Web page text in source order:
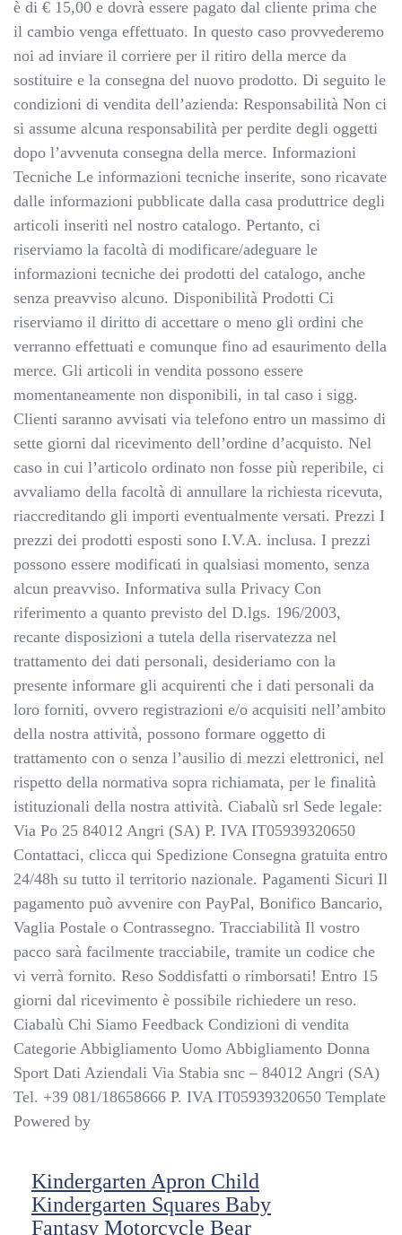
è di € 15,00 e dovrà essere pagato dal cliente prima che
il cambio venga effettuato. In questo caso provvederemo
noi ad inviare il corriere per il ritiro della merce da
sostituire e la consegna del nuovo prodotto. Di seguito le
condizioni di vendita dell’azienda: Responsabilità Non ci
si assume alcuna responsabilità per perdite degli oggetti
dopo l’avvenuta consegna della merce. Informazioni
Tecniche Le informazioni tecniche inserite, sono ricavate
dalle informazioni pubblicate dalla casa produttrice degli
articoli inseriti nel nostro catalogo. Pertanto, ci
riserviamo la facoltà di modificare/adeguare le
informazioni tecniche dei prodotti del catalogo, anche
senza preavviso alcuno. Disponibilità Prodotti Ci
riserviamo il diritto di accettare o meno gli ordini che
verranno effettuati e comunque fino ad esaurimento della
merce. Gli articoli in vendita possono essere
momentaneamente non disponibili, in tal caso i sigg.
Clienti saranno avvisati via telefono entro un massimo di
sette giorni dal ricevimento dell’ordine d’acquisto. Nel
caso in cui l’articolo ordinato non fosse più reperibile, ci
avvaliamo della facoltà di annullare la richiesta ricevuta,
riaccreditando gli importi eventualmente versati. Prezzi I
prezzi dei prodotti esposti sono I.V.A. inclusa. I prezzi
possono essere modificati in qualsiasi momento, senza
alcun preavviso. Informativa sulla Privacy Con
riferimento a quanto previsto del D.lgs. 196/2003,
recante disposizioni a tutela della riservatezza nel
trattamento dei dati personali, desideriamo con la
presente informare gli acquirenti che i dati personali da
loro forniti, ovvero registrazioni e/o acquisiti nell’ambito
della nostra attività, possono formare oggetto di
trattamento con o senza l’ausilio di mezzi elettronici, nel
rispetto della normativa sopra richiamata, per le finalità
istituzionali della nostra attività. Ciabalù srl Sede legale:
Via Po 25 84012 Angri (SA) P. IVA IT05939320650
Contattaci, clicca qui Spedizione Consegna gratuita entro
24/48h su tutto il territorio nazionale. Pagamenti Sicuri Il
pagamento può avvenire con PayPal, Bonifico Bancario,
Vaglia Postale o Contrassegno. Tracciabilità Il vostro
pacco sarà facilmente tracciabile, tramite un codice che
vi verrà fornito. Reso Soddisfatti o rimborsati! Entro 15
giorni dal ricevimento è possibile richiedere un reso.
Ciabalù Chi Siamo Feedback Condizioni di vendita
Categorie Abbigliamento Uomo Abbigliamento Donna
Sport Dati Aziendali Via Stabia snc – 84012 Angri (SA)
Tel. +39 081/18658666 P. IVA IT05939320650 Template
Powered by
Kindergarten Apron Child
Kindergarten Squares Baby
Fantasy Motorcycle Bear